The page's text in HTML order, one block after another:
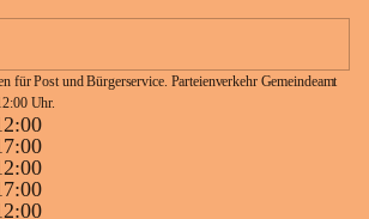
für Post und Bürgerservice. Parteienverkehr Gemeindeamt
Uhr.